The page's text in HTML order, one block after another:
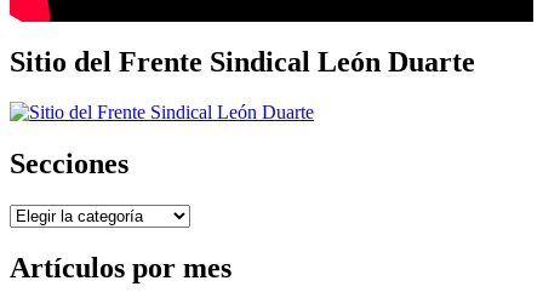
Sitio del Frente Sindical León Duarte
Secciones
Secciones
Artículos por mes